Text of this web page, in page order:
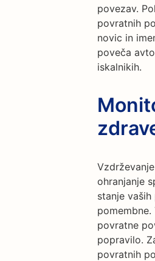
povezav.
povratnih
novic in
poveča
iskalnikih.
ohranjanje
stanje
povratne
popravilo.
povratnih